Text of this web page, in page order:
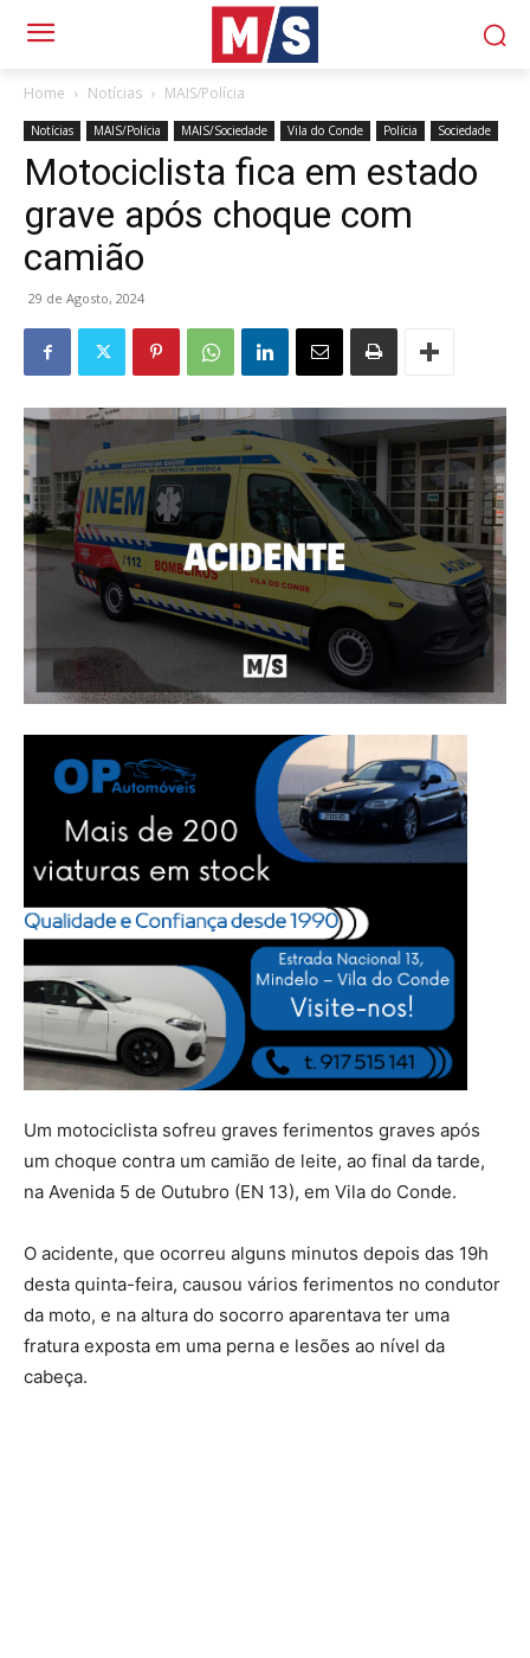
Home Notícias MAIS/Polícia
Notícias MAIS/Polícia MAIS/Sociedade Vila do Conde Polícia Sociedade
Motociclista fica em estado
grave após choque com
camião
29 de Agosto, 2024
Um motociclista sofreu graves ferimentos graves após
um choque contra um camião de leite, ao final da tarde,
na Avenida 5 de Outubro (EN 13), em Vila do Conde.
O acidente, que ocorreu alguns minutos depois das 19h
desta quinta-feira, causou vários ferimentos no condutor
da moto, e na altura do socorro aparentava ter uma
fratura exposta em uma perna e lesões ao nível da
cabeça.